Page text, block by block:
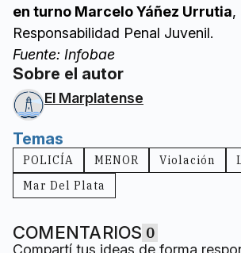
en turno Marcelo Yáñez Urrutia,
Responsabilidad Penal Juvenil.
Fuente: Infobae
Sobre el autor
El Marplatense
Temas
POLICÍA MENOR Violación
Mar Del Plata
COMENTARIOS 0